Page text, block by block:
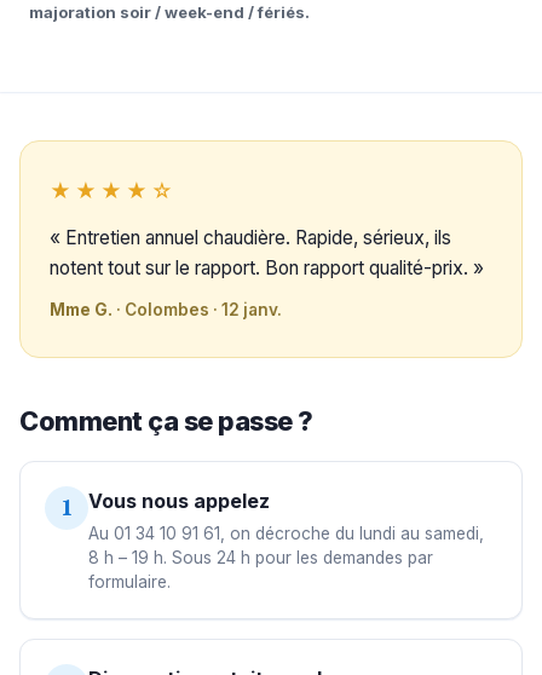
majoration soir / week-end / fériés.
★★★★☆
« Entretien annuel chaudière. Rapide, sérieux, ils
notent tout sur le rapport. Bon rapport qualité-prix. »
Mme G. · Colombes · 12 janv.
Comment ça se passe ?
1 Vous nous appelez
Au 01 34 10 91 61, on décroche du lundi au samedi,
8 h – 19 h. Sous 24 h pour les demandes par
formulaire.